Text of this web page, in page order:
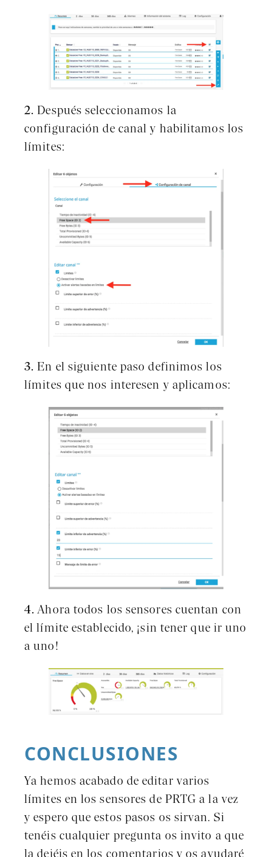
2. Después seleccionamos la
configuración de canal y habilitamos los
límites:
3. En el siguiente paso definimos los
límites que nos interesen y aplicamos:
4. Ahora todos los sensores cuentan con
el límite establecido, ¡sin tener que ir uno
a uno!
CONCLUSIONES
Ya hemos acabado de editar varios
límites en los sensores de PRTG a la vez
y espero que estos pasos os sirvan. Si
tenéis cualquier pregunta os invito a que